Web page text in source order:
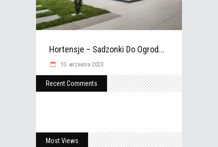
Hortensje – Sadzonki Do Ogrod...
10. września 2023
Recent Comments
Most Views